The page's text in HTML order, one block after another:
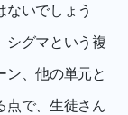
ないでしょう
シグマという複
ン、他の単元と
点で、生徒さん